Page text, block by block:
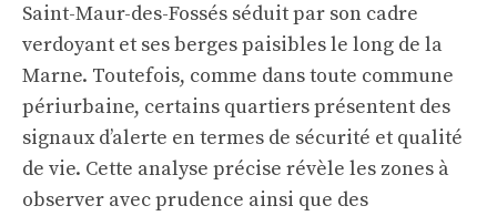
Saint-Maur-des-Fossés séduit par son cadre
verdoyant et ses berges paisibles le long de la
Marne. Toutefois, comme dans toute commune
périurbaine, certains quartiers présentent des
signaux d’alerte en termes de sécurité et qualité
de vie. Cette analyse précise révèle les zones à
observer avec prudence ainsi que des